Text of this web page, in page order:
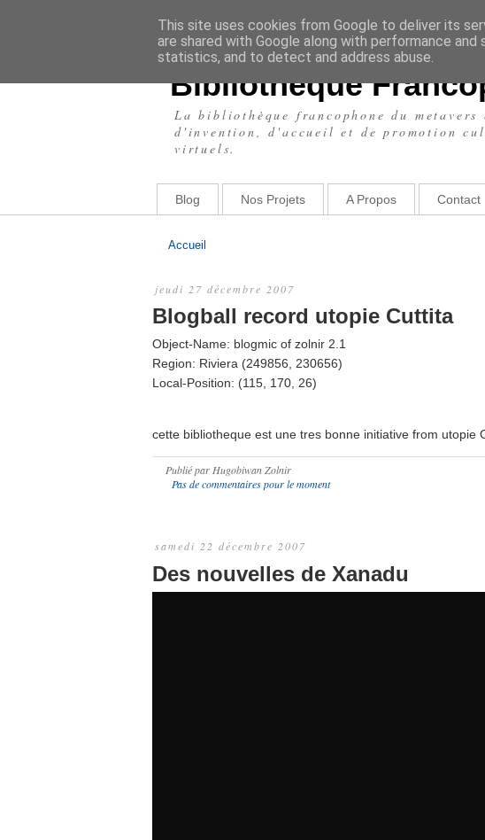
Bibliothèque
La bibliothèque francophone du
d'invention, d'accueil et de promotion
virtuels.
Blog Nos Projets A Propos Contact
Accueil
jeudi 27 décembre 2007
Blogball record utopie Cuttita
Object-Name: blogmic of zolnir 2.1
Region: Riviera (249856, 230656)
Local-Position: (115, 170, 26)
cette bibliotheque est une tres bonne initiative from utopie
Publié par Hugobiwan Zolnir
Pas de commentaires pour le moment
samedi 22 décembre 2007
Des nouvelles de Xanadu
This site uses cookies from Google to deliver its
are shared with Google along with performance
statistics, and to detect and address abuse.